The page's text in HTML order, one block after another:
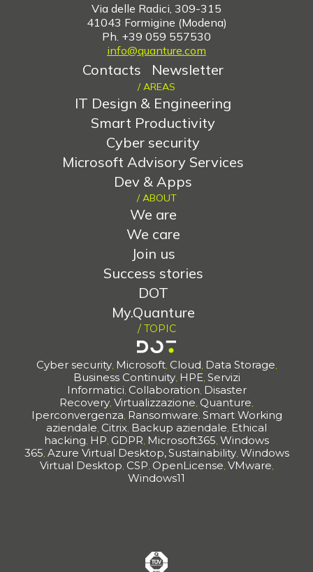
Via delle Radici, 309-315
41043 Formigine (Modena)
Ph. +39 059 557530
info@quanture.com
Contacts Newsletter
/ AREAS
IT Design & Engineering
Smart Productivity
Cyber security
Microsoft Advisory Services
Dev & Apps
/ ABOUT
We are
We care
Join us
Success stories
DOT
My.Quanture
/ TOPIC
Cyber security, Microsoft, Cloud Data Storage
Business Continuity, HPE Servizi
Informatici Collaboration Disaster
Recovery Virtualizzazione Quanture
Iperconvergenza Ransomware Smart Working
aziendale Citrix Backup aziendale Ethical
hacking HP GDPR Microsoft365 Windows
365 Azure Virtual Desktop,Sustainability, Windows
Virtual Desktop CSP OpenLicense VMware
Windows11